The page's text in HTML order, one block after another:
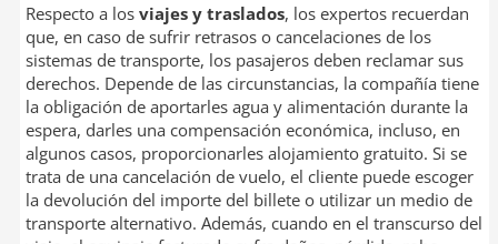
Respecto a los viajes y traslados, los expertos recuerdan
que, en caso de sufrir retrasos o cancelaciones de los
sistemas de transporte, los pasajeros deben reclamar sus
derechos. Depende de las circunstancias, la compañía tiene
la obligación de aportarles agua y alimentación durante la
espera, darles una compensación económica, incluso, en
algunos casos, proporcionarles alojamiento gratuito. Si se
trata de una cancelación de vuelo, el cliente puede escoger
la devolución del importe del billete o utilizar un medio de
transporte alternativo. Además, cuando en el transcurso del